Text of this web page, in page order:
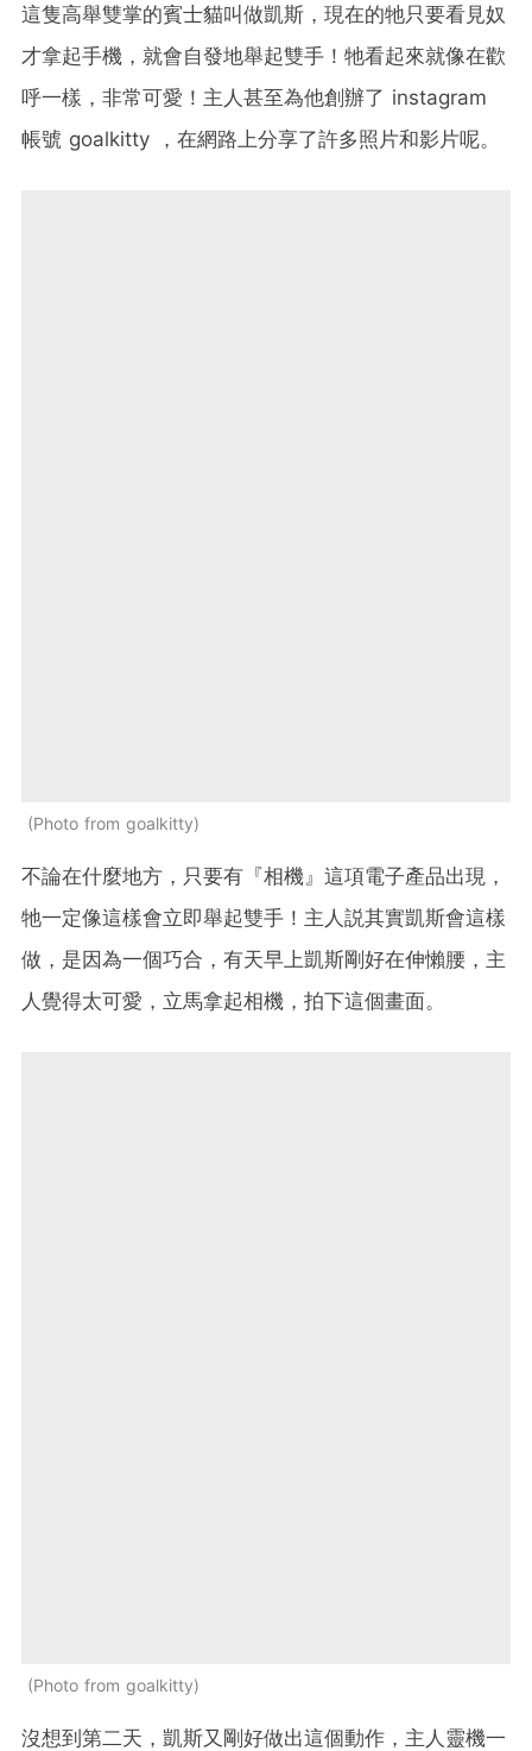
這隻高舉雙掌的賓士貓叫做凱斯，現在的牠只要看見奴
才拿起手機，就會自發地舉起雙手！牠看起來就像在歡
呼一樣，非常可愛！主人甚至為他創辦了 instagram
帳號 goalkitty ，在網路上分享了許多照片和影片呢。
Photo from goalkitty
不論在什麼地方，只要有『相機』這項電子產品出現，
牠一定像這樣會立即舉起雙手！主人説其實凱斯會這樣
做，是因為一個巧合，有天早上凱斯剛好在伸懶腰，主
人覺得太可愛，立馬拿起相機，拍下這個畫面。
Photo from goalkitty
沒想到第二天，凱斯又剛好做出這個動作，主人靈機一